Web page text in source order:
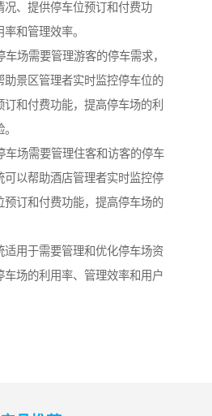
况、提供停车位预订和付费功
和管理效率。
场需要管理游客的停车需求，
助景区管理者实时监控停车位的
和付费功能，提高停车场的利
车场需要管理住客和访客的停车
可以帮助酒店管理者实时监控停
预订和付费功能，提高停车场的
适用于需要管理和优化停车场资
场的利用率、管理效率和用户